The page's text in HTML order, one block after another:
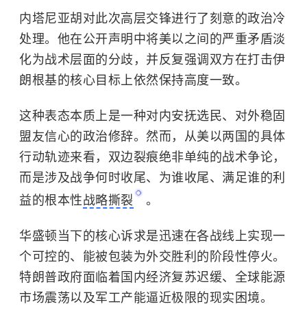
内塔尼亚胡对此次高层交锋进行了刻意的政治冷
处理。他在公开声明中将美以之间的严重矛盾淡
化为战术层面的分歧，并反复强调双方在打击伊
朗根基的核心目标上依然保持高度一致。
这种表态本质上是一种对内安抚选民、对外稳固
盟友信心的政治修辞。然而，从美以两国的具体
行动轨迹来看，双边裂痕绝非单纯的战术争论，
而是涉及战争何时收尾、为谁收尾、满足谁的利
益的根本性战略撕裂 。
华盛顿当下的核心诉求是迅速在各战线上实现一
个可控的、能被包装为外交胜利的阶段性停火。
特朗普政府面临着国内经济复苏迟缓、全球能源
市场震荡以及军工产能逼近极限的现实困境。